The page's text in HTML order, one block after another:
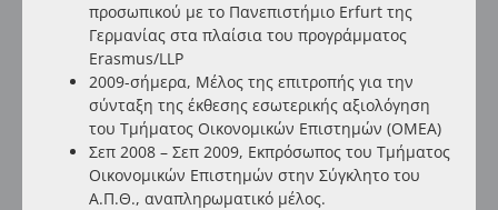
προσωπικού με το Πανεπιστήμιο Erfurt της
Γερμανίας στα πλαίσια του προγράμματος
Erasmus/LLP
2009-σήμερα, Μέλος της επιτροπής για την
σύνταξη της έκθεσης εσωτερικής αξιολόγηση
του Τμήματος Οικονομικών Επιστημών (ΟΜΕΑ)
Σεπ 2008 – Σεπ 2009, Εκπρόσωπος του Τμήματος
Οικονομικών Επιστημών στην Σύγκλητο του
Α.Π.Θ., αναπληρωματικό μέλος.